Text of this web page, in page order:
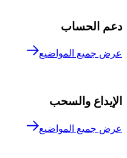
دعم الحساب
عرض جميع المواضيع
الإيداع والسحب
عرض جميع المواضيع